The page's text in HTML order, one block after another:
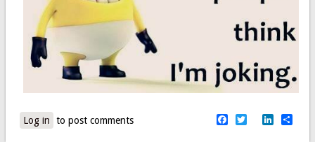
Facebook
Twitter
Log in to post comments